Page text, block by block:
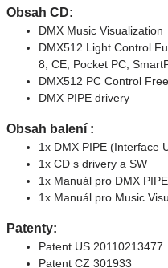
Obsah CD:
DMX Music Visualization
DMX512 Light Control
8, CE, Pocket PC,
DMX512 PC Control
DMX PIPE drivery
Obsah balení :
1x DMX PIPE (Interface
1x CD s drivery a SW
1x Manuál pro DMX PIPE
1x Manuál pro Music
Patenty:
Patent US 20110213477
Patent CZ 301933